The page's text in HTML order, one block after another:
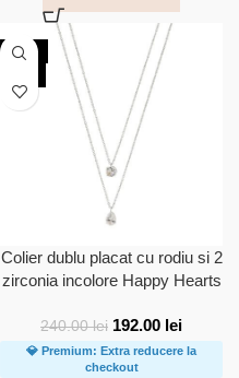
-20%
Colier dublu placat cu rodiu si 2
zirconia incolore Happy Hearts
240.00lei 192.00 lei
💎 Premium: Extra reducere la
checkout